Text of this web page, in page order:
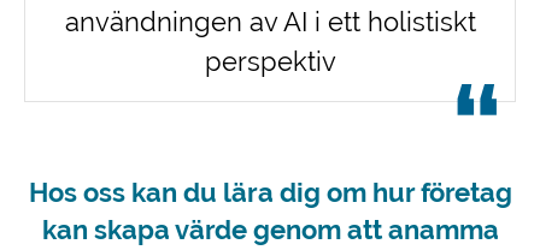
användningen av AI i ett holistiskt
perspektiv
Hos oss kan du lära dig om hur företag
kan skapa värde genom att anamma